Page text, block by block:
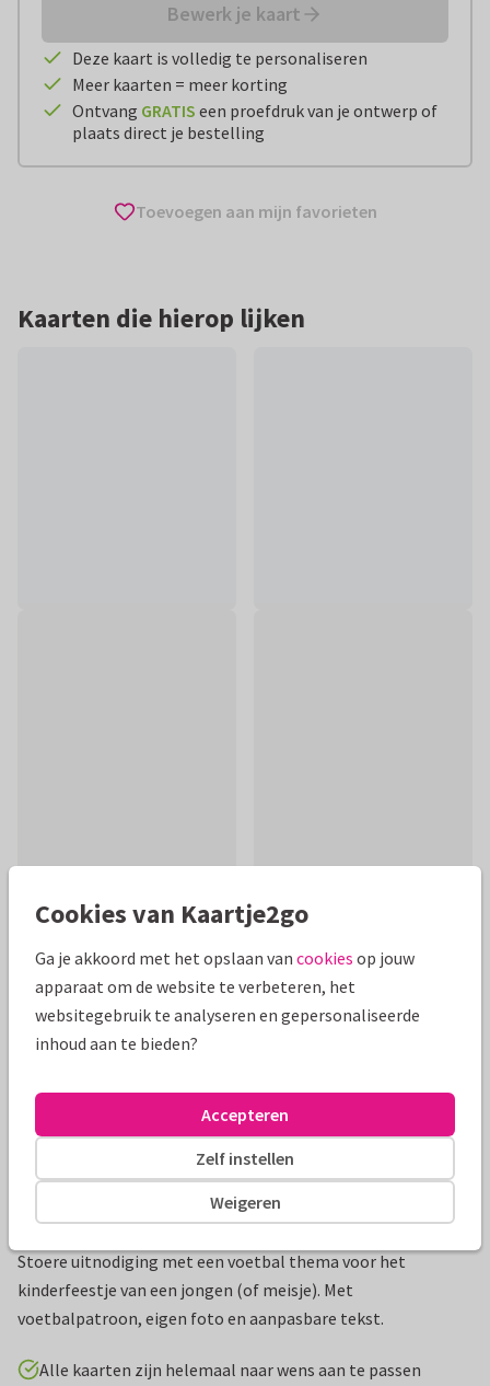
Bewerk je kaart
Deze kaart is volledig te personaliseren
Meer kaarten = meer korting
Ontvang GRATIS een proefdruk van je ontwerp of
plaats direct je bestelling
Toevoegen aan mijn favorieten
Kaarten die hierop lijken
Mooie extra's bij je kaart
Productinformatie
Stoere uitnodiging met een voetbal thema voor het
kinderfeestje van een jongen (of meisje). Met
voetbalpatroon, eigen foto en aanpasbare tekst.
Alle kaarten zijn helemaal naar wens aan te passen
Cookies van Kaartje2go
Ga je akkoord met het opslaan van cookies op jouw
apparaat om de website te verbeteren, het
websitegebruik te analyseren en gepersonaliseerde
inhoud aan te bieden?
Weigeren
Zelf instellen
Accepteren